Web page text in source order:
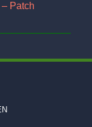
Patch